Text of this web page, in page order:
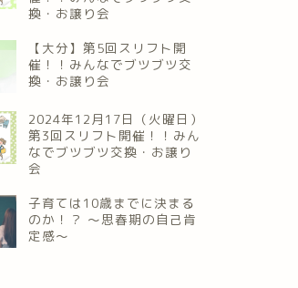
換・お譲り会
【大分】第5回スリフト開
催！！みんなでブツブツ交
換・お譲り会
2024年12月17日（火曜日）
第3回スリフト開催！！みん
なでブツブツ交換・お譲り
会
子育ては10歳までに決まる
のか！？ ～思春期の自己肯
定感～